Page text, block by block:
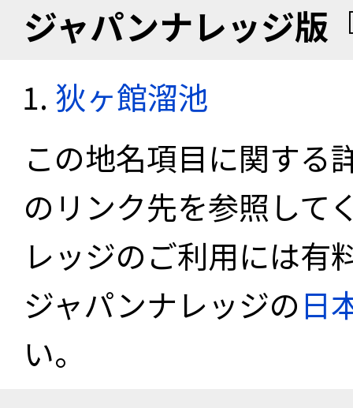
ジャパンナレッジ版
狄ヶ館溜池
この地名項目に関する
のリンク先を参照して
レッジのご利用には有
ジャパンナレッジの日
い。